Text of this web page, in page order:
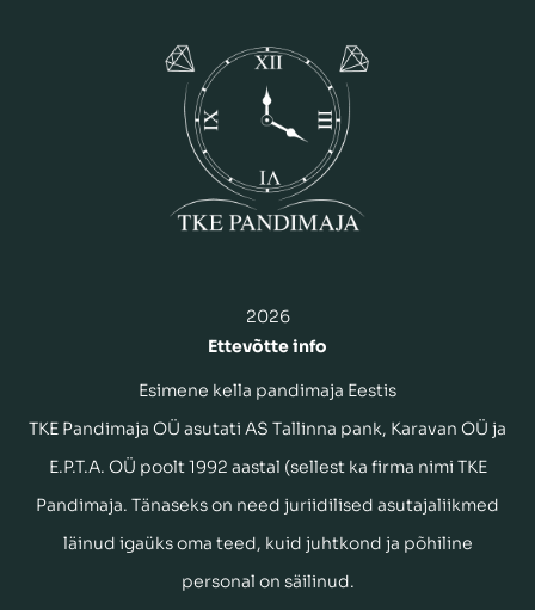
2026
Ettevõtte info
Esimene kella pandimaja Eestis
TKE Pandimaja OÜ asutati AS Tallinna pank, Karavan OÜ ja
E.P.T.A. OÜ poolt 1992 aastal (sellest ka firma nimi TKE
Pandimaja. Tänaseks on need juriidilised asutajaliikmed
läinud igaüks oma teed, kuid juhtkond ja põhiline
personal on säilinud.